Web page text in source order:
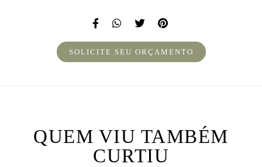
SOLICITE SEU ORÇAMENTO
QUEM VIU TAMBÉM
CURTIU